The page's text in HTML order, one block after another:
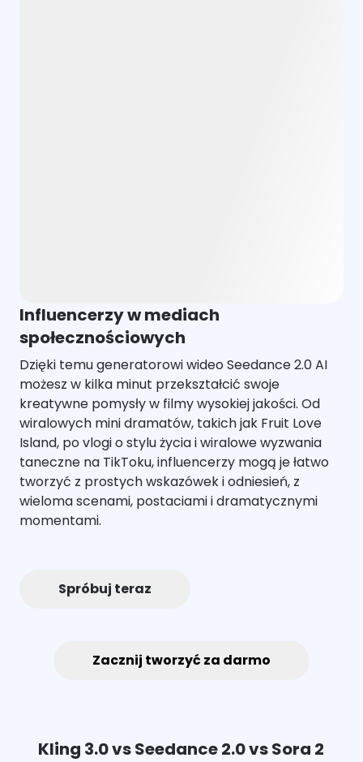
Influencerzy w mediach
społecznościowych
Dzięki temu generatorowi wideo Seedance 2.0 AI
możesz w kilka minut przekształcić swoje
kreatywne pomysły w filmy wysokiej jakości. Od
wiralowych mini dramatów, takich jak Fruit Love
Island, po vlogi o stylu życia i wiralowe wyzwania
taneczne na TikToku, influencerzy mogą je łatwo
tworzyć z prostych wskazówek i odniesień, z
wieloma scenami, postaciami i dramatycznymi
momentami.
Spróbuj teraz
Zacznij tworzyć za darmo
Kling 3.0 vs Seedance 2.0 vs Sora 2